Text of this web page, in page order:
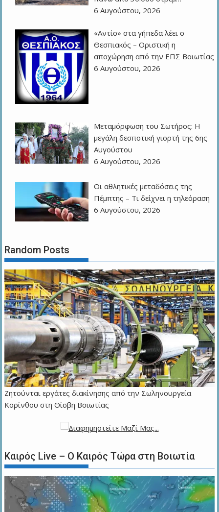
6 Αυγούστου, 2026
«Αντίο» στα γήπεδα λέει ο
Θεσπιακός – Οριστική η
αποχώρηση από την ΕΠΣ Βοιωτίας
6 Αυγούστου, 2026
Μεταμόρφωση του Σωτήρος: Η
μεγάλη δεσποτική γιορτή της 6ης
Αυγούστου
6 Αυγούστου, 2026
Οι αθλητικές μεταδόσεις της
Πέμπτης – Τι δείχνει η τηλεόραση
6 Αυγούστου, 2026
Random Posts
Ζητούνται εργάτες διακίνησης από την Σωληνουργεία
Κορίνθου στη Θίσβη Βοιωτίας
Καιρός Live – Ο Καιρός Τώρα στη Βοιωτία